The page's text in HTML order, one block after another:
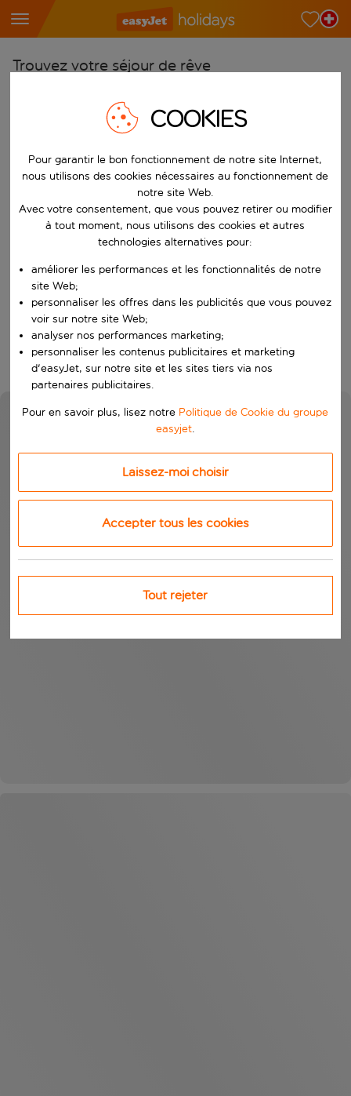
Trouvez votre séjour de rêve
Choisissez votre aéroport
Choisissez votre destination
Vers
Choisissez vos dates
Quand
Rechercher
COOKIES
Pour garantir le bon fonctionnement de notre site Internet,
nous utilisons des cookies nécessaires au fonctionnement de
notre site Web.
Avec votre consentement, que vous pouvez retirer ou modifier
à tout moment, nous utilisons des cookies et autres
technologies alternatives pour:
améliorer les performances et les fonctionnalités de notre
site Web;
personnaliser les offres dans les publicités que vous pouvez
voir sur notre site Web;
analyser nos performances marketing;
personnaliser les contenus publicitaires et marketing
d'easyJet, sur notre site et les sites tiers via nos
partenaires publicitaires.
Pour en savoir plus, lisez notre Politique de Cookie du groupe
easyjet.
Laissez-moi choisir
Accepter tous les cookies
Tout rejeter